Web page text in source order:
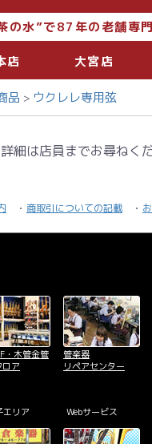
の水”で87年の老舗専
店 大宮店
品 ウクレレ専用弦
細は店員までお尋ねくだ
商取引についての記載
・木管金管
ア
管楽器
リペアセンター
エリア Webサービス